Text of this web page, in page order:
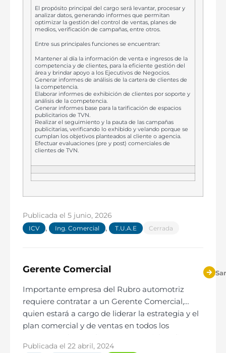
El propósito principal del cargo será levantar, procesar y
analizar datos, generando informes que permitan
optimizar la gestión del control de ventas, planes de
medios, verificación de campañas, entre otros.
Entre sus principales funciones se encuentran:
Mantener al día la información de venta e ingresos de la
competencia y de clientes, para la eficiente gestión del
área y brindar apoyo a los Ejecutivos de Negocios.
Generar informes de análisis de la cartera de clientes de
la competencia.
Elaborar informes de exhibición de clientes por soporte y
análisis de la competencia.
Generar informes base para la tarificación de espacios
publicitarios de TVN.
Realizar el seguimiento y la pauta de las campañas
publicitarias, verificando lo exhibido y velando porque se
cumplan los objetivos planteados al cliente o agencia.
Efectuar evaluaciones (pre y post) comerciales de
clientes de TVN.
Publicada el 5 junio, 2026
ICV , Ing. Comercial , T.U.A.E Cerrada
Gerente Comercial
Importante empresa del Rubro automotriz
requiere contratar a un Gerente Comercial,
quien estará a cargo de liderar la estrategia y el
plan comercial y de ventas en todos los
canales digitales).
Publicada el 22 abril, 2024